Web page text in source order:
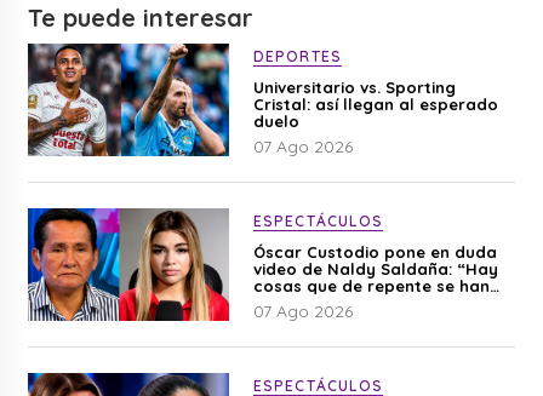
Te puede interesar
DEPORTES
Universitario vs. Sporting
Cristal: así llegan al esperado
duelo
07 Ago 2026
ESPECTÁCULOS
Óscar Custodio pone en duda
video de Naldy Saldaña: “Hay
cosas que de repente se han
editado”
07 Ago 2026
ESPECTÁCULOS